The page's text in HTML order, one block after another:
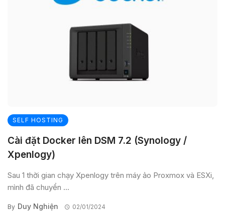
SELF HOSTING
Cài đặt Docker lên DSM 7.2 (Synology /
Xpenlogy)
Sau 1 thời gian chạy Xpenlogy trên máy ảo Proxmox và ESXi,
mình đã chuyển ...
By Duy Nghiện 02/01/2024